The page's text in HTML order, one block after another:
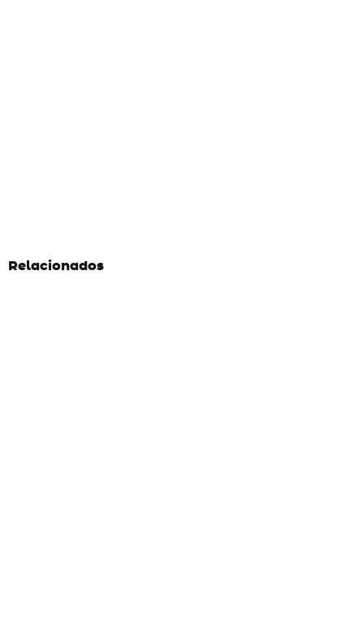
Relacionados